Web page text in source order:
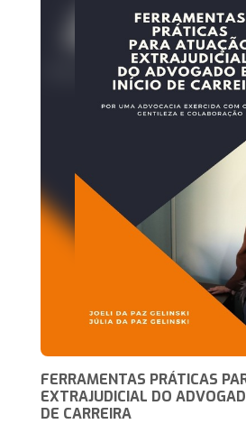
FERRAMENTAS PRÁTICAS
EXTRAJUDICIAL DO
DE CARREIRA